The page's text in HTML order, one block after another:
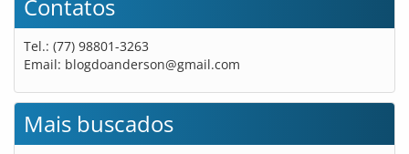
Contatos
Tel.: (77) 98801-3263
Email: blogdoanderson@gmail.com
Mais buscados